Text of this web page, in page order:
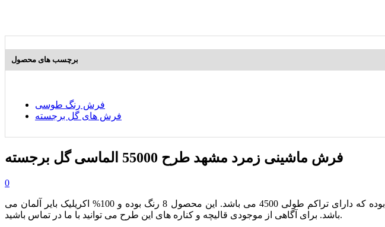
برچسب های محصول
فرش رنگ طوسی
فرش های گل برجسته
فرش ماشینی زمرد مشهد طرح 55000 الماسی گل برجسته
0
از مجموعه محصولات هزار و پانصد شانه بوده که دارای تراکم طولی 4500 می باشد. این محصول 8 رنگ بوده و 100% اکریلیک بایر آلمان می
باشد. برای آگاهی از موجودی قالیچه و کناره های این طرح می توانید با ما در تماس باشید.